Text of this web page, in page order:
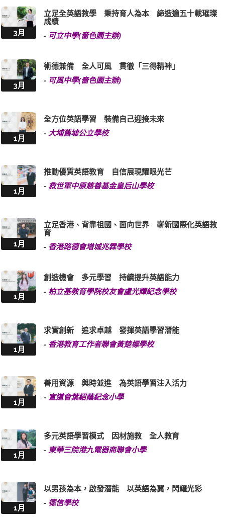
3月
立足全英語教學 秉持育人為本 締造逾五十載璀璨
成績
- 可立中學(嗇色園主辦)
3月
術德兼備 全人可風 貫徹「三得精神」
- 可風中學(嗇色園主辦)
1月
全方位英語學習 裝備自己迎接未來
- 大埔舊墟公立學校
1月
推動優質英語教育 自信展現耀眼光芒
- 救世軍中原慈善基金皇后山學校
1月
立足香港、背靠祖國、面向世界 嶄新國際化英語教
育
- 香港路德會增城兆霖學校
1月
創造機會 多元學習 持續提升英語能力
- 柏立基教育學院校友會盧光輝紀念學校
1月
求實創新 追求卓越 發揮英語學習潛能
- 香港教育工作者聯會黃楚標學校
1月
善用資源 與時並進 為英語學習注入活力
- 宣道會葉紹蔭紀念小學
1月
多元英語學習模式 因材施教 全人教育
- 東華三院港九電器商聯會小學
1月
以男孩為本，啟發潛能 以英語為翼，閃耀光彩
- 德信學校